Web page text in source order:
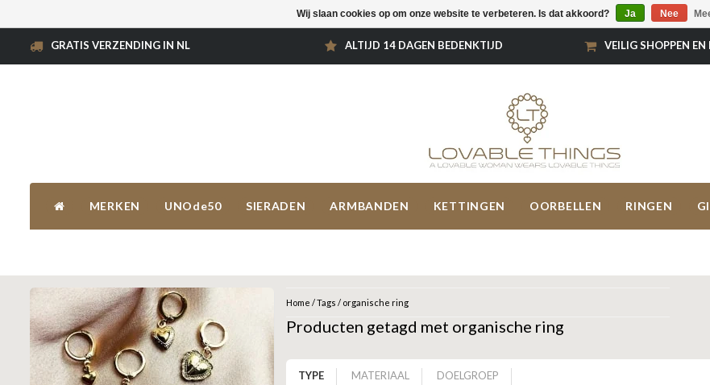
GRATIS VERZENDING IN NL ALTIJD 14 DAGEN BEDENKTIJD VEILIG SHOPPEN EN
MERKEN UNOde50 SIERADEN ARMBANDEN KETTINGEN OORBELLEN RINGEN
Home /Tags / organische ring
Producten getagd met organische ring
TYPE MATERIAAL DOELGROEP
Wij slaan cookies op om onze website te verbeteren. Is dat akkoord? Ja Nee